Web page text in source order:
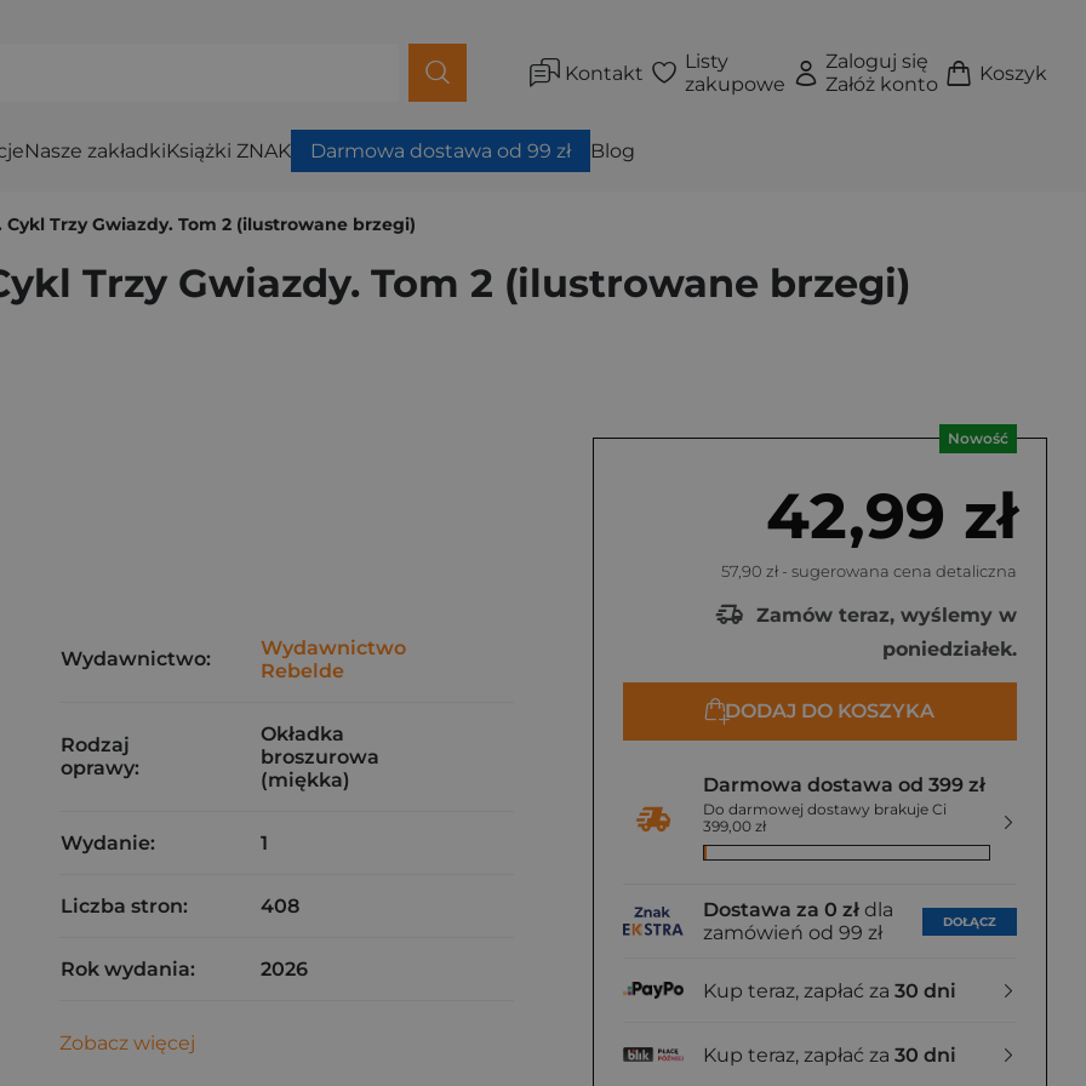
Kontakt
Listy
zakupowe
Zaloguj się
Załóż konto
Koszyk
Nasze zakładkiKsiążki ZNAK Darmowa dostawa od 99 zł Blog
Cykl Trzy Gwiazdy. Tom 2 (ilustrowane brzegi)
Trzy Gwiazdy. Tom 2 (ilustrowane brzegi)
Nowość
42,99 zł
57,90 zł - sugerowana cena detaliczna
Zamów teraz, wyślemy w
poniedziałek.
DODAJ DO KOSZYKA
Darmowa dostawa od 399 zł
Do darmowej dostawy brakuje Ci
399,00 zł
Dostawa za 0 zł dla
zamówień od 99 zł
DOŁĄCZ
Kup teraz, zapłać za 30 dni
Kup teraz, zapłać za 30 dni
Wydawnictwo:
Wydawnictwo
Rebelde
Rodzaj
oprawy:
Okładka
broszurowa
(miękka)
Wydanie: 1
Liczba stron: 408
Rok wydania: 2026
Zobacz więcej